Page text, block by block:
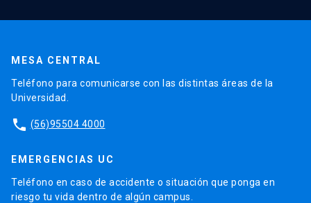
MESA CENTRAL
Teléfono para comunicarse con las distintas áreas de la
Universidad.
phone (56)95504 4000
EMERGENCIAS UC
Teléfono en caso de accidente o situación que ponga en
riesgo tu vida dentro de algún campus.